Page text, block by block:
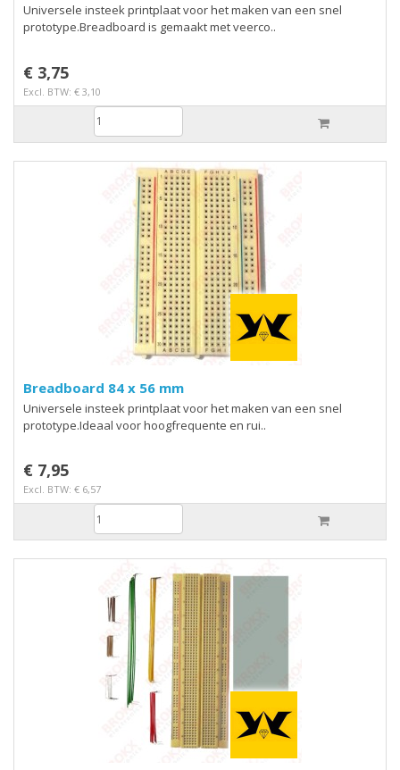
Universele insteek printplaat voor het maken van een snel
prototype.Breadboard is gemaakt met veerco..
€ 3,75
Excl. BTW: € 3,10
Breadboard 84 x 56 mm
Universele insteek printplaat voor het maken van een snel
prototype.Ideaal voor hoogfrequente en rui..
€ 7,95
Excl. BTW: € 6,57